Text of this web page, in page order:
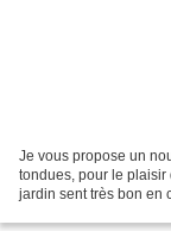
Je vous propose un
tondues, pour le plaisir
jardin sent très bon en